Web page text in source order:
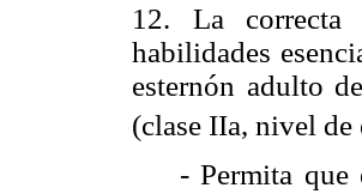
12. La correcta
habilidades
esternón adulto
(clase IIa, nivel
- Permita que